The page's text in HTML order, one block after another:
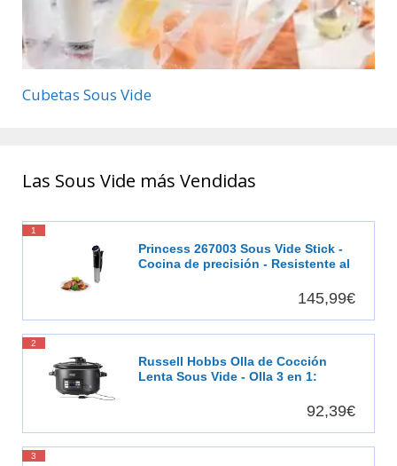
Cubetas Sous Vide
Las Sous Vide más Vendidas
1
Princess 267003 Sous Vide Stick -
Cocina de precisión - Resistente al
145,99€
2
Russell Hobbs Olla de Cocción
Lenta Sous Vide - Olla 3 en 1:
Medidor Temperatura, Pantalla
Digital LED, 6 Raciones, Recipiente
Extraíble de Cerámica, Negro -
25630-56
92,39€
3